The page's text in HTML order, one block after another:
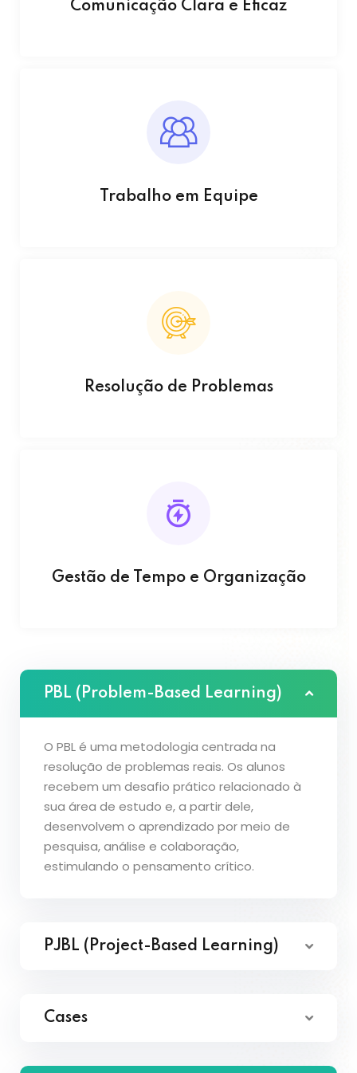
Comunicação Clara e Eficaz
Trabalho em Equipe
Resolução de Problemas
Gestão de Tempo e Organização
PBL (Problem-Based Learning)
O PBL é uma metodologia centrada na
resolução de problemas reais. Os alunos
recebem um desafio prático relacionado à
sua área de estudo e, a partir dele,
desenvolvem o aprendizado por meio de
pesquisa, análise e colaboração,
estimulando o pensamento crítico.
PJBL (Project-Based Learning)
Cases